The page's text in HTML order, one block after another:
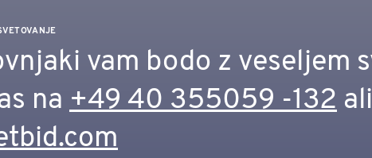
vam bodo z veseljem
na +49 40 355059 -132